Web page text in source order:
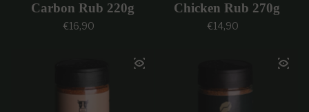
Carbon Rub 220g
Prezzo regolare
€16,90
Chicken Rub 270g
Prezzo regolare
€14,90